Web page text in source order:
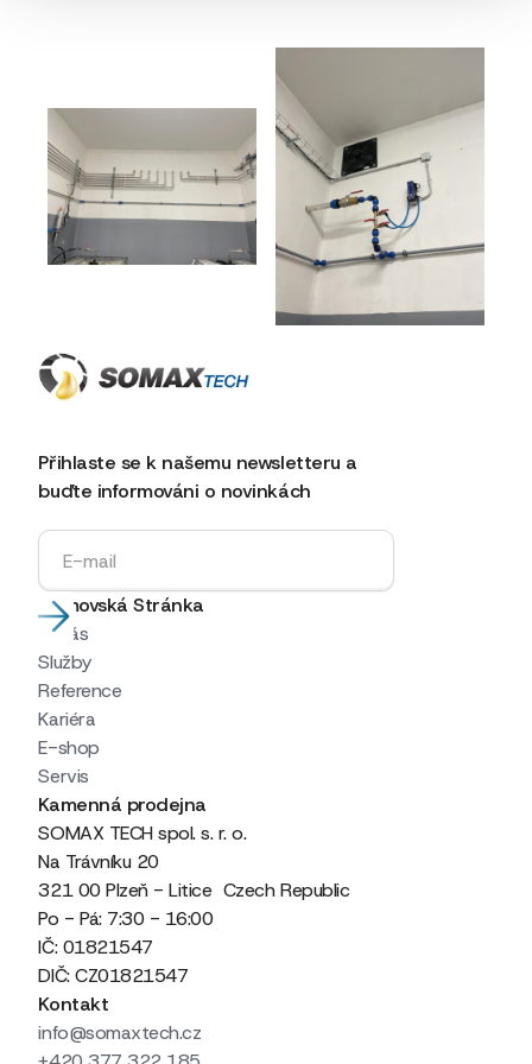
Předchozí článek
Další článek
Přihlaste se k našemu newsletteru a
buďte informováni o novinkách
Domovská Stránka
O nás
Služby
Reference
Kariéra
E-shop
Servis
Kamenná prodejna
SOMAX TECH spol. s. r. o.
Na Trávníku 20
321 00 Plzeň - Litice Czech Republic
Po - Pá: 7:30 - 16:00
IČ: 01821547
DIČ: CZ01821547
Kontakt
info@somaxtech.cz